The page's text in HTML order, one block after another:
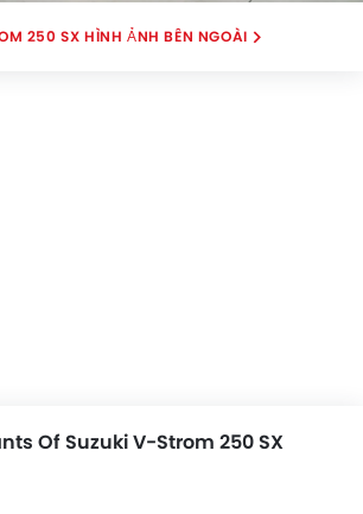
250 SX HÌNH ẢNH BÊN NGOÀI
Of Suzuki V-Strom 250 SX